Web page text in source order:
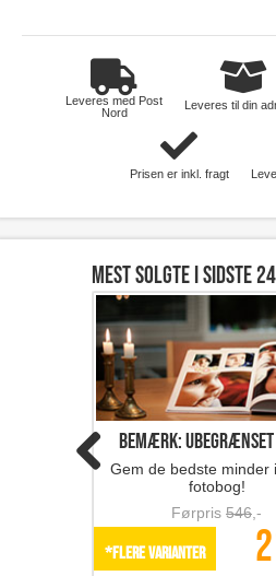
Leveres med Post
Nord
Leveres til din
Prisen er inkl. fragt
Mest solgte i sidste
Bemærk:
Gem de bedste minder
fotobog!
Førpris 546,-
*Flere varianter